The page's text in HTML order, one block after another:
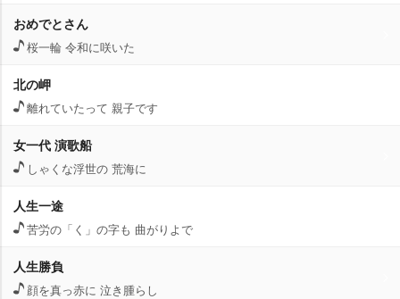
おめでとさん
桜一輪 令和に咲いた
北の岬
離れていたって 親子です
女一代 演歌船
しゃくな浮世の 荒海に
人生一途
苦労の「く」の字も 曲がりよで
人生勝負
顔を真っ赤に 泣き腫らし